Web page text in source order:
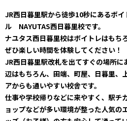
JR西日暮里駅から徒歩10秒にあるボ
ル NAYUTAS西日暮里校です。
ナユタス西日暮里校はボイトレはもち
ぜひ楽しい時間を体験してください！
JR西日暮里駅改札を出てすぐの場所に
辺はもちろん、田端、町屋、日暮里、
アからも通いやすい校舎です。
仕事や学校帰りなどに来やすく、駅チ
ョップなどが多い環境が整った人気の